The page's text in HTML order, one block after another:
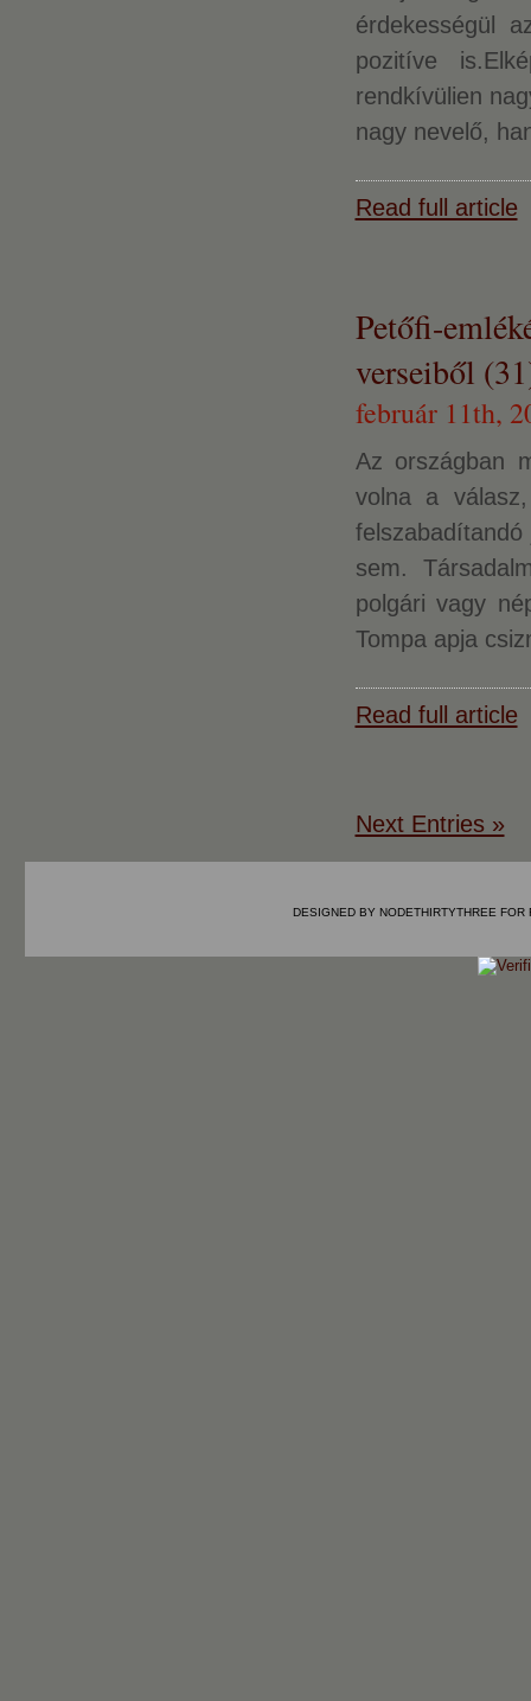
érdekességül
pozitíve
rendkívülien
nagy nevelő,
Read full article
Petőfi-
verseiből
február 11th,
Az országban
volna a
sem.
polgári vagy
Tompa apja
Read full article
Next Entries »
DESIGNED BY NODETHIRTYTHREE FOR